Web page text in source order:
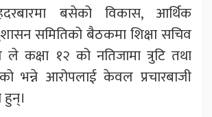
बसेको विकास, आर्थिक
समितिको बैठकमा शिक्षा सचिव
कक्षा १२ को नतिजामा त्रुटि तथा
भन्ने आरोपलाई केवल प्रचारबाजी